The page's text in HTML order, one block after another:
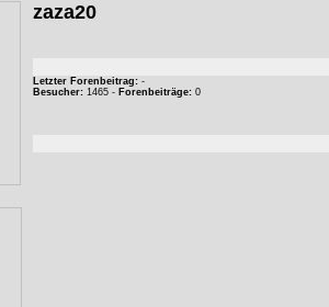
zaza20
Letzter Forenbeitrag: -
Besucher: 1465 - Forenbeiträge: 0